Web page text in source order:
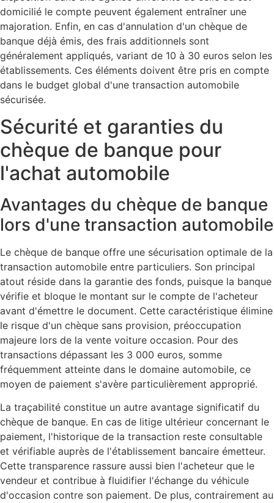
domicilié le compte peuvent également entraîner une
majoration. Enfin, en cas d'annulation d'un chèque de
banque déjà émis, des frais additionnels sont
généralement appliqués, variant de 10 à 30 euros selon les
établissements. Ces éléments doivent être pris en compte
dans le budget global d'une transaction automobile
sécurisée.
Sécurité et garanties du
chèque de banque pour
l'achat automobile
Avantages du chèque de banque
lors d'une transaction automobile
Le chèque de banque offre une sécurisation optimale de la
transaction automobile entre particuliers. Son principal
atout réside dans la garantie des fonds, puisque la banque
vérifie et bloque le montant sur le compte de l'acheteur
avant d'émettre le document. Cette caractéristique élimine
le risque d'un chèque sans provision, préoccupation
majeure lors de la vente voiture occasion. Pour des
transactions dépassant les 3 000 euros, somme
fréquemment atteinte dans le domaine automobile, ce
moyen de paiement s'avère particulièrement approprié.
La traçabilité constitue un autre avantage significatif du
chèque de banque. En cas de litige ultérieur concernant le
paiement, l'historique de la transaction reste consultable
et vérifiable auprès de l'établissement bancaire émetteur.
Cette transparence rassure aussi bien l'acheteur que le
vendeur et contribue à fluidifier l'échange du véhicule
d'occasion contre son paiement. De plus, contrairement au